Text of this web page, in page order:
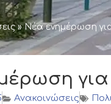
»Νέα ενημέρωση
Ανακοινώσεις